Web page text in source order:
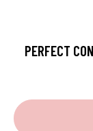
PERFECT